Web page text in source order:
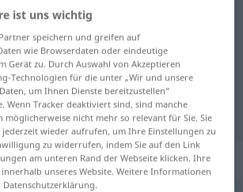
Wörterbuch
Übersetzung für
Übersetzung
: rodzaj męski
ist uns wichtig
speichern und greifen auf
wie Browserdaten oder eindeutige
Gerät zu. Durch Auswahl von Akzeptieren
Technologien für die unter „Wir und unsere
um Ihnen Dienste bereitzustellen“
Wenn Tracker deaktiviert sind, sind manche
möglicherweise nicht mehr so relevant für Sie. Sie
jederzeit wieder aufrufen, um Ihre Einstellungen zu
zu widerrufen, indem Sie auf den Link
am unteren Rand der Webseite klicken. Ihre
unseres Website. Weitere Informationen